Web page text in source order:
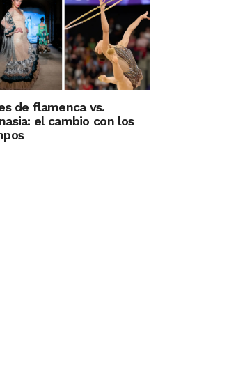
de flamenca vs.
el cambio con los